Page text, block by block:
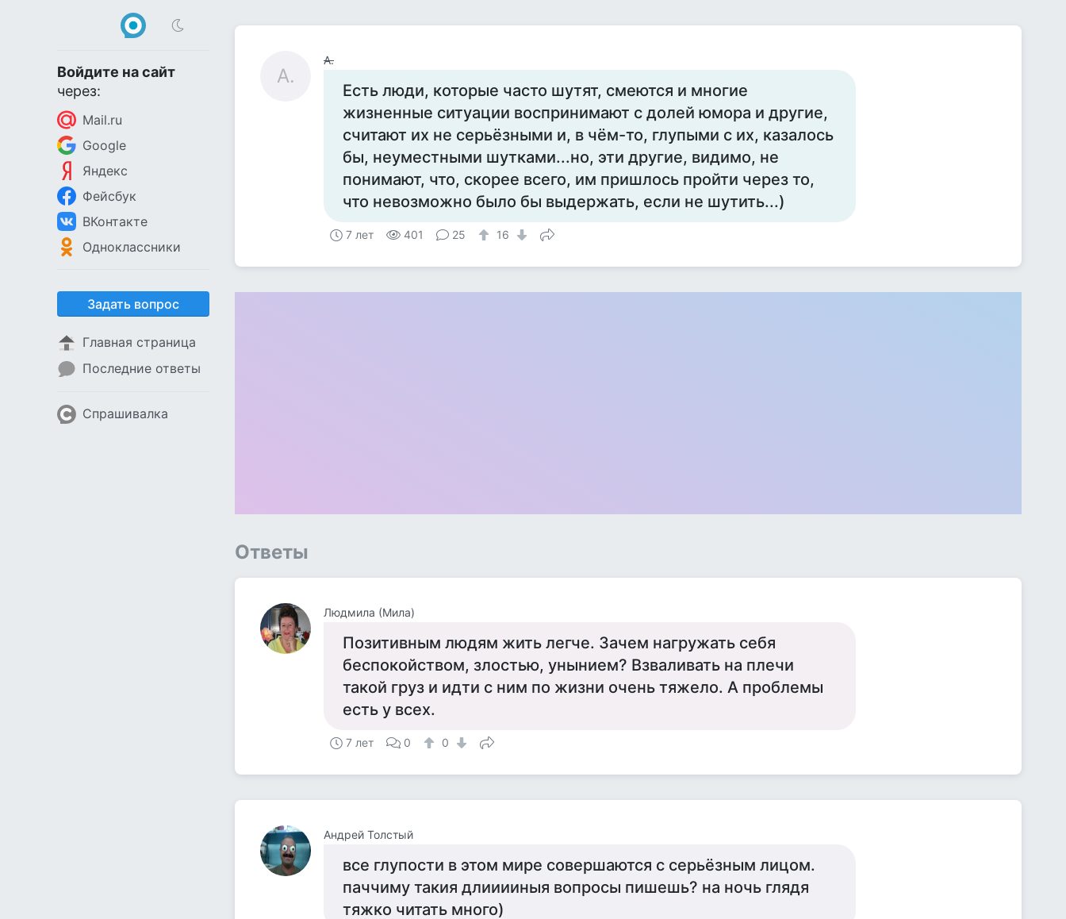
Войдите на сайт
через:
Mail.ru
Google
Яндекс
Фейсбук
ВКонтакте
Одноклассники
Задать вопрос
Главная страница
Последние ответы
Спрашивалка
А.
А.
Есть люди, которые часто шутят, смеются и многие
жизненные ситуации воспринимают с долей юмора и другие,
считают их не серьёзными и, в чём-то, глупыми с их, казалось
бы, неуместными шутками...но, эти другие, видимо, не
понимают, что, скорее всего, им пришлось пройти через то,
что невозможно было бы выдержать, если не шутить...)
7 лет 401 25 16
Ответы
Людмила (Мила)
Позитивным людям жить легче. Зачем нагружать себя
беспокойством, злостью, унынием? Взваливать на плечи
такой груз и идти с ним по жизни очень тяжело. А проблемы
есть у всех.
7 лет 0 0
Андрей Толстый
все глупости в этом мире совершаются с серьёзным лицом.
паччиму такия длииииныя вопросы пишешь? на ночь глядя
тяжко читать много)